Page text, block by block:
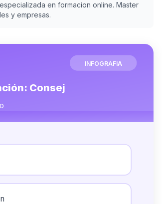
en formacion online. Master
y empresas.
INFOGRAFIA
Consej